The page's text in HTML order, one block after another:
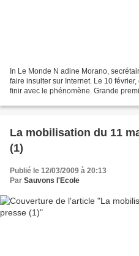
In Le Monde N adine Morano,
faire insulter sur Internet. Le 10
finir avec le phénomène. Grande
La mobilisation du 11
(1)
Publié le 12/03/2009 à 20:13
Par Sauvons l'Ecole